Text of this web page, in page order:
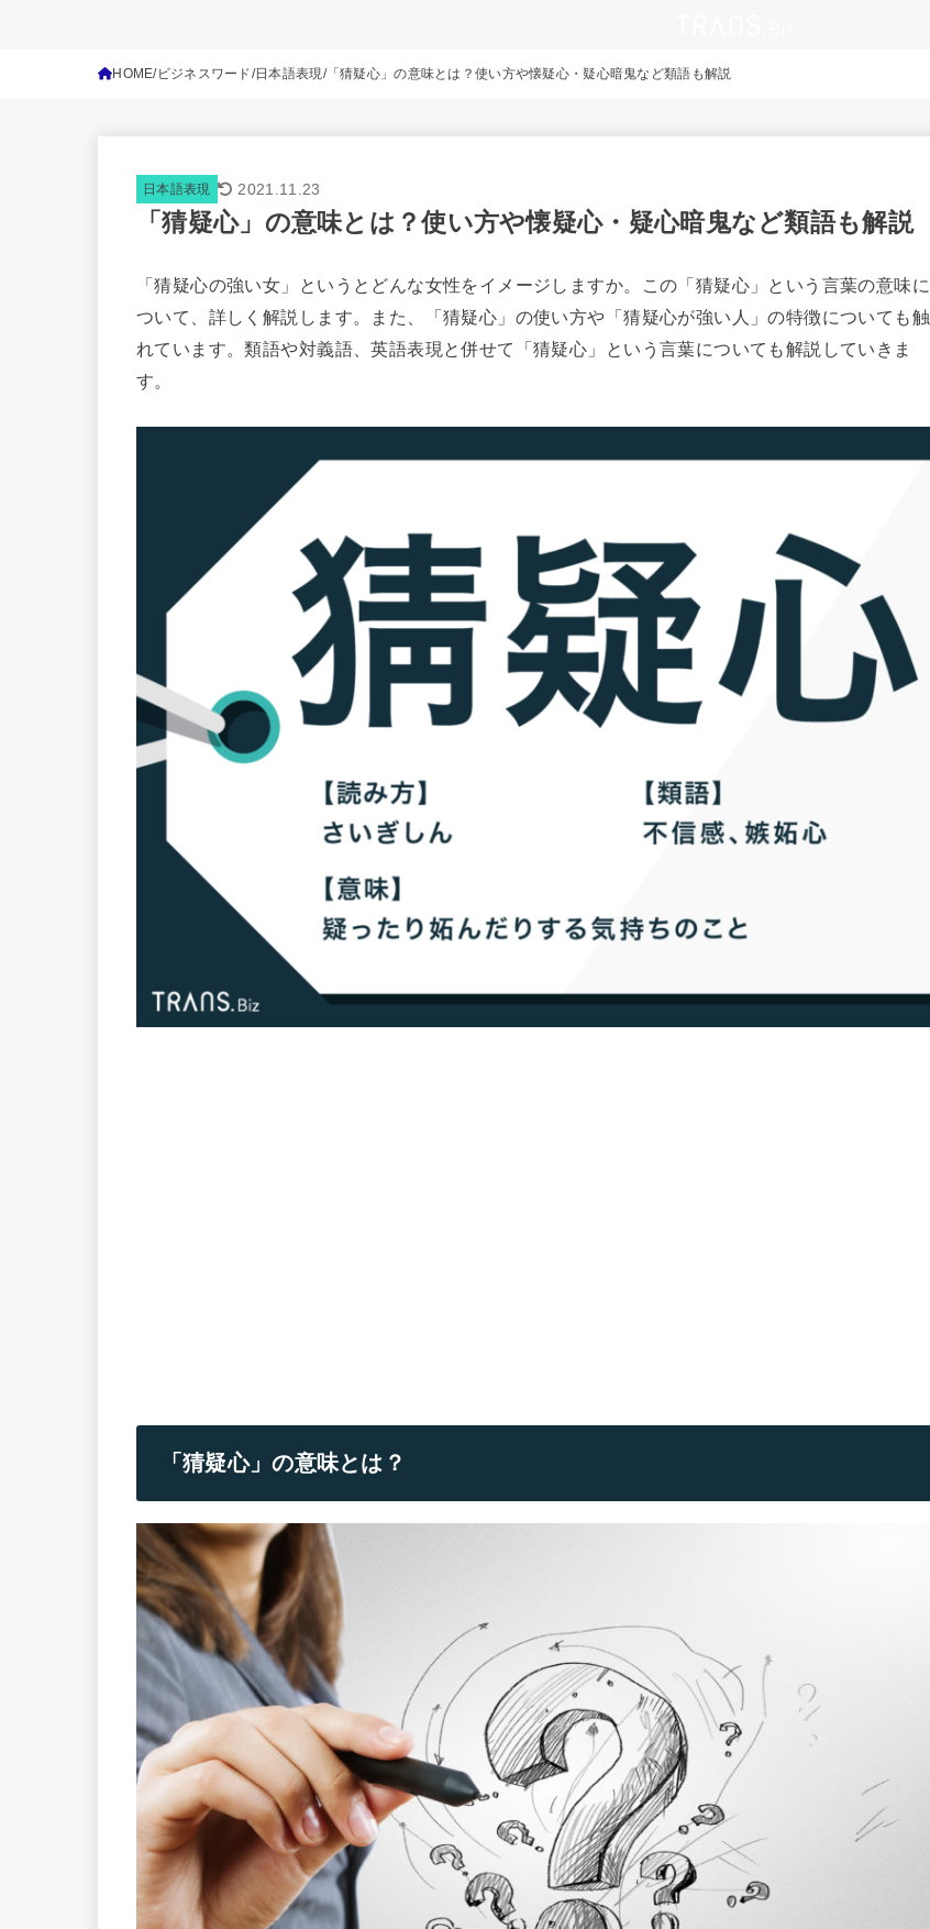
HOME ビジネスワード 日本語表現 「猜疑心」の意味とは？使い方や懐疑心・疑心暗鬼など類語も解説
日本語表現 2021.11.23
「猜疑心」の意味とは？使い方や懐疑心・疑心暗鬼など類語も解説
「猜疑心の強い女」というとどんな女性をイメージしますか。この「猜疑心」という言葉の意味に
ついて、詳しく解説します。また、「猜疑心」の使い方や「猜疑心が強い人」の特徴についても触
れています。類語や対義語、英語表現と併せて「猜疑心」という言葉についても解説していきま
す。
「猜疑心」の意味とは？